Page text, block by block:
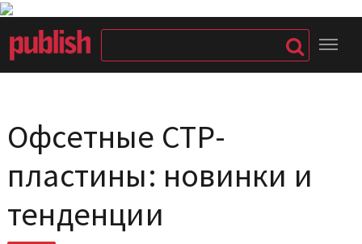
Офсетные СТР-
пластины: новинки и
тенденции